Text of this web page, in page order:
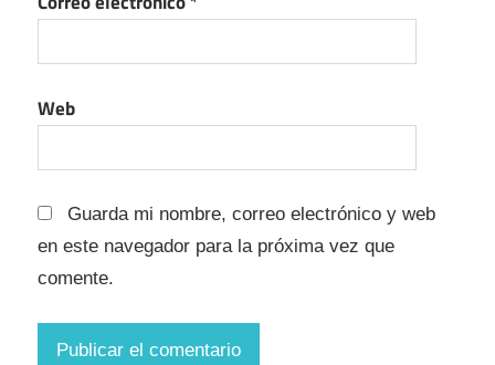
Web
Guarda mi nombre, correo electrónico y web
en este navegador para la próxima vez que
comente.